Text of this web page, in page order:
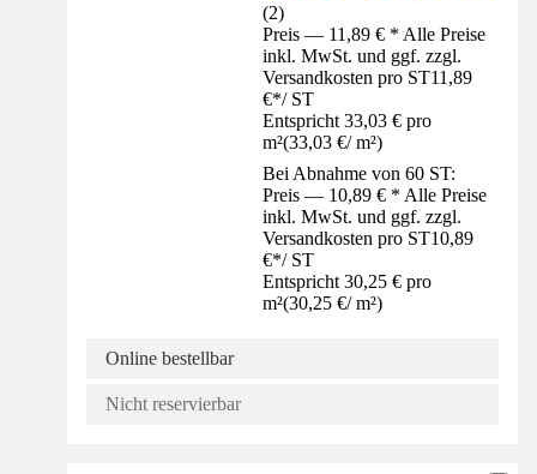
(2)
Preis — 11,89 € * Alle Preise
inkl. MwSt. und ggf. zzgl.
Versandkosten pro ST11,89
€*/ ST
Entspricht 33,03 € pro
m²(33,03 €/ m²)
Bei Abnahme von 60 ST:
Preis — 10,89 € * Alle Preise
inkl. MwSt. und ggf. zzgl.
Versandkosten pro ST10,89
€*/ ST
Entspricht 30,25 € pro
m²(30,25 €/ m²)
Online bestellbar
Nicht reservierbar